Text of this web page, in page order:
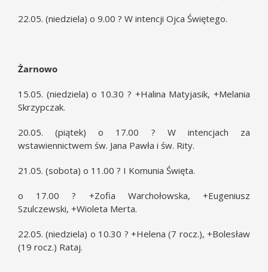
22.05. (niedziela) o 9.00 ? W intencji Ojca Świętego.
Żarnowo
15.05. (niedziela) o 10.30 ? +Halina Matyjasik, +Melania
Skrzypczak.
20.05. (piątek) o 17.00 ? W intencjach za
wstawiennictwem św. Jana Pawła i św. Rity.
21.05. (sobota) o 11.00 ? I Komunia Święta.
o 17.00 ? +Zofia Warchołowska, +Eugeniusz
Szulczewski, +Wioleta Merta.
22.05. (niedziela) o 10.30 ? +Helena (7 rocz.), +Bolesław
(19 rocz.) Rataj.